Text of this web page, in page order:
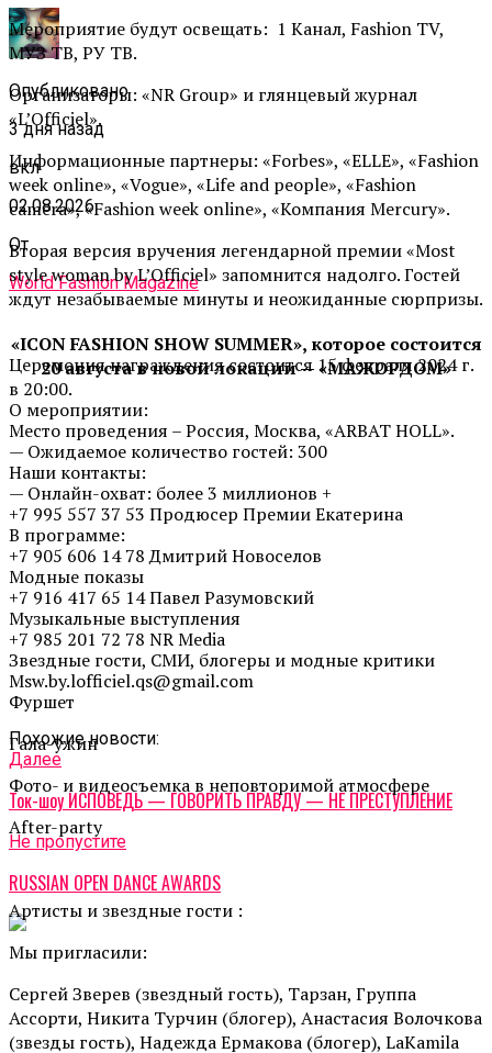
Мероприятие будут освещать: 1 Канал, Fashion TV,
МУЗ ТВ, РУ ТВ.
Организаторы: «NR Group» и глянцевый журнал
«L’Officiel».
Информационные партнеры: «Forbes», «ELLE», «Fashion
week online», «Vogue», «Life and people», «Fashion
camera», «Fashion week online», «Компания Mercury».
Вторая версия вручения легендарной премии «Most
style woman by L’Officiel» запомнится надолго. Гостей
ждут незабываемые минуты и неожиданные сюрпризы.
Церемония награждения состоится 15 февраля 2024 г.
в 20:00.
Место проведения – Россия, Москва, «ARBAT HOLL».
Наши контакты:
+7 995 557 37 53 Продюсер Премии Екатерина
+7 905 606 14 78 Дмитрий Новоселов
+7 916 417 65 14 Павел Разумовский
+7 985 201 72 78 NR Media
Msw.by.lofficiel.qs@gmail.com
Похожие новости:
Далее
Ток-шоу ИСПОВЕДЬ — ГОВОРИТЬ ПРАВДУ — НЕ ПРЕСТУПЛЕНИЕ
Не пропустите
RUSSIAN OPEN DANCE AWARDS
Опубликовано
3 дня назад
вкл
02.08.2026
От
World Fashion Magazine
«ICON FASHION SHOW SUMMER», которое состоится
20 августа в новой локации — «МАЖОРДОМ»
О мероприятии:
— Ожидаемое количество гостей: 300
— Онлайн-охват: более 3 миллионов +
В программе:
Модные показы
Музыкальные выступления
Звездные гости, СМИ, блогеры и модные критики
Фуршет
Гала-ужин
Фото- и видеосъемка в неповторимой атмосфере
After-party
Артисты и звездные гости :
Мы пригласили:
Сергей Зверев (звездный гость), Тарзан, Группа
Ассорти, Никита Турчин (блогер), Анастасия Волочкова
(звезды гость), Надежда Ермакова (блогер), LaKamila